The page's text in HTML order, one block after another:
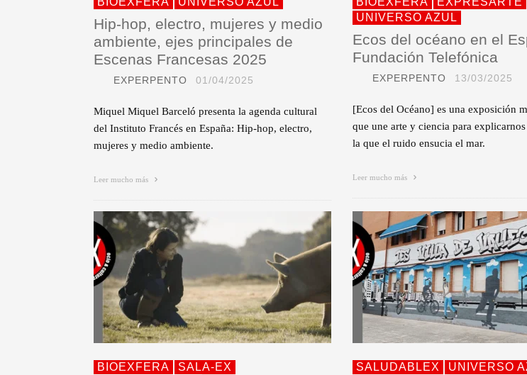
Hip-hop, electro, mujeres y medio
ambiente, ejes principales de
Escenas Francesas 2025
EXPERPENTO 01/04/2025
Miquel Miquel Barceló presenta la agenda cultural
del Instituto Francés en España: Hip-hop, electro,
mujeres y medio ambiente.
Leer mucho más
UNIVERSO AZUL
Ecos del océano en el
Fundación Telefónica
EXPERPENTO 13/03/2025
[Ecos del Océano] es una exposición
que une arte y ciencia para
la que el ruido ensucia el mar.
Leer mucho más
BIOEXFERA
SALA-EX
SALUDABLEX UNIVERSO